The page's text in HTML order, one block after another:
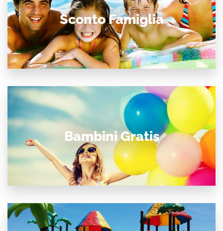
Sconto Famiglia
Bambini Gratis